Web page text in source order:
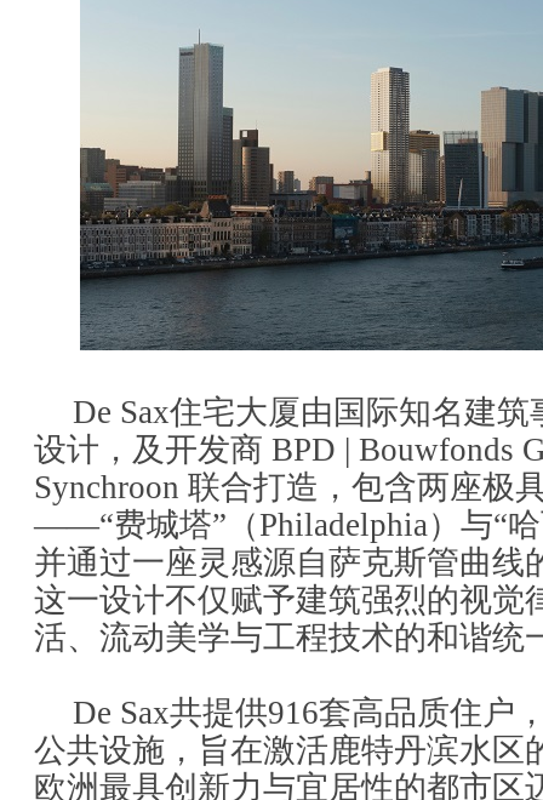
De Sax住宅大厦由国际知名建
设计，及开发商 BPD | Bouwfonds
Synchroon 联合打造，包含两座极
——“费城塔”（Philadelphia）与“哈
并通过一座灵感源自萨克斯管曲线
这一设计不仅赋予建筑强烈的视觉
活、流动美学与工程技术的和谐统
De Sax共提供916套高品质住户
公共设施，旨在激活鹿特丹滨水区
欧洲最具创新力与宜居性的都市区